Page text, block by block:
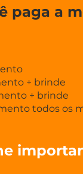
paga a
+ brinde
+ brinde
todos os